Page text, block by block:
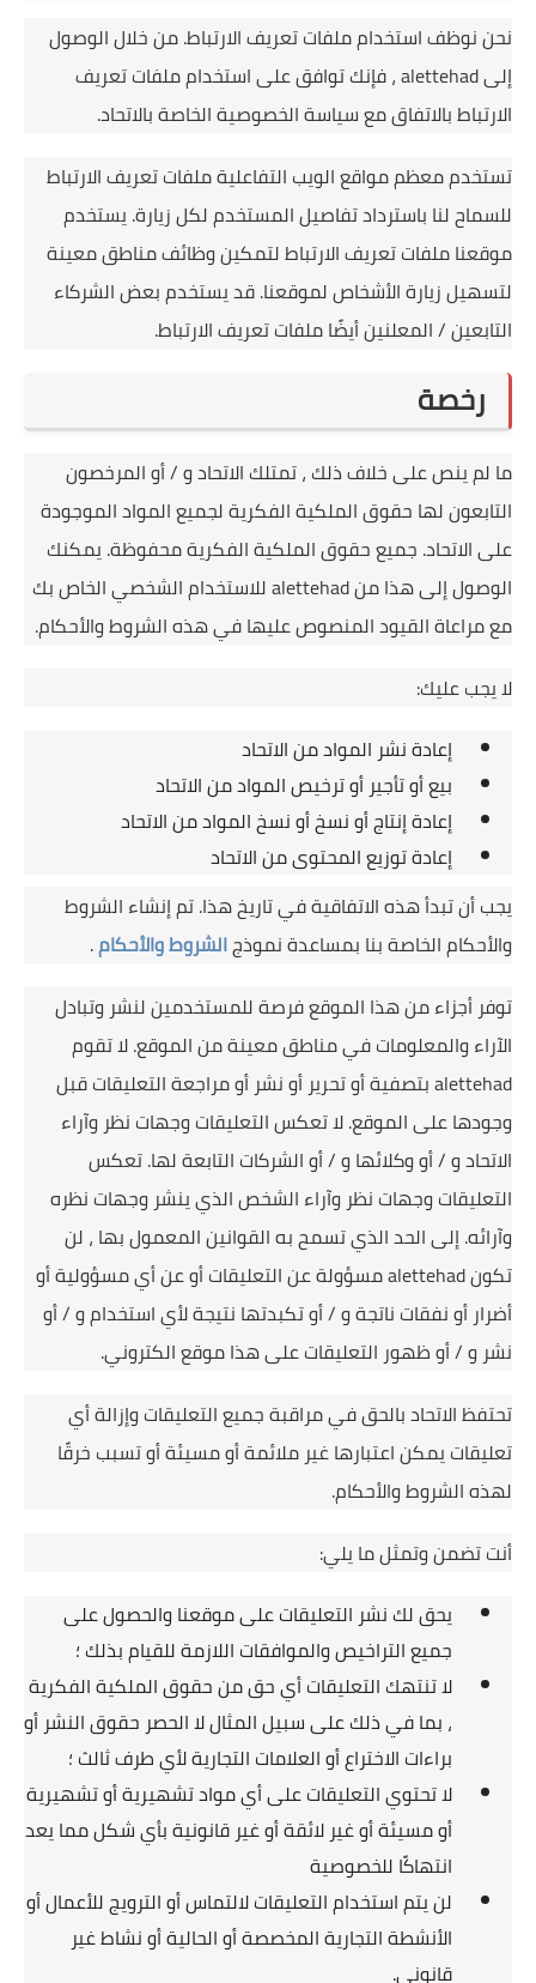
نحن نوظف استخدام ملفات تعريف الارتباط.من خلال الوصول
إلى alettehad ، فإنك توافق على استخدام ملفات تعريف
الارتباط بالاتفاق مع سياسة الخصوصية الخاصة بالاتحاد.
تستخدم معظم مواقع الويب التفاعلية ملفات تعريف الارتباط
للسماح لنا باسترداد تفاصيل المستخدم لكل زيارة.يستخدم
موقعنا ملفات تعريف الارتباط لتمكين وظائف مناطق معينة
لتسهيل زيارة الأشخاص لموقعنا.قد يستخدم بعض الشركاء
التابعين / المعلنين أيضًا ملفات تعريف الارتباط.
رخصة
ما لم ينص على خلاف ذلك ، تمتلك الاتحاد و / أو المرخصون
التابعون لها حقوق الملكية الفكرية لجميع المواد الموجودة
على الاتحاد. جميع حقوق الملكية الفكرية محفوظة.يمكنك
الوصول إلى هذا من alettehad للاستخدام الشخصي الخاص بك
مع مراعاة القيود المنصوص عليها في هذه الشروط والأحكام.
لا يجب عليك:
إعادة نشر المواد من الاتحاد
بيع أو تأجير أو ترخيص المواد من الاتحاد
إعادة إنتاج أو نسخ أو نسخ المواد من الاتحاد
إعادة توزيع المحتوى من الاتحاد
يجب أن تبدأ هذه الاتفاقية في تاريخ هذا.تم إنشاء الشروط
والأحكام الخاصة بنا بمساعدة نموذجالشروط والأحكام.
توفر أجزاء من هذا الموقع فرصة للمستخدمين لنشر وتبادل
الآراء والمعلومات في مناطق معينة من الموقع.لا تقوم
alettehad بتصفية أو تحرير أو نشر أو مراجعة التعليقات قبل
وجودها على الموقع.لا تعكس التعليقات وجهات نظر وآراء
الاتحاد و / أو وكلائها و / أو الشركات التابعة لها.تعكس
التعليقات وجهات نظر وآراء الشخص الذي ينشر وجهات نظره
وآرائه.إلى الحد الذي تسمح به القوانين المعمول بها ، لن
تكون alettehad مسؤولة عن التعليقات أو عن أي مسؤولية أو
أضرار أو نفقات ناتجة و / أو تكبدتها نتيجة لأي استخدام و / أو
نشر و / أو ظهور التعليقات على هذا موقع الكتروني.
تحتفظ الاتحاد بالحق في مراقبة جميع التعليقات وإزالة أي
تعليقات يمكن اعتبارها غير ملائمة أو مسيئة أو تسبب خرقًا
لهذه الشروط والأحكام.
أنت تضمن وتمثل ما يلي:
يحق لك نشر التعليقات على موقعنا والحصول على
جميع التراخيص والموافقات اللازمة للقيام بذلك ؛
لا تنتهك التعليقات أي حق من حقوق الملكية الفكرية
، بما في ذلك على سبيل المثال لا الحصر حقوق النشر أو
براءات الاختراع أو العلامات التجارية لأي طرف ثالث ؛
لا تحتوي التعليقات على أي مواد تشهيرية أو تشهيرية
أو مسيئة أو غير لائقة أو غير قانونية بأي شكل مما يعد
انتهاكًا للخصوصية
لن يتم استخدام التعليقات لالتماس أو الترويج للأعمال أو
الأنشطة التجارية المخصصة أو الحالية أو نشاط غير
قانوني.